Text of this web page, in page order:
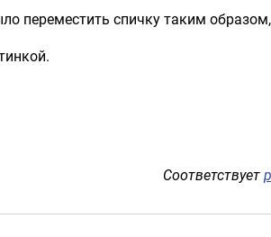
переместить спичку таким
Соответствует